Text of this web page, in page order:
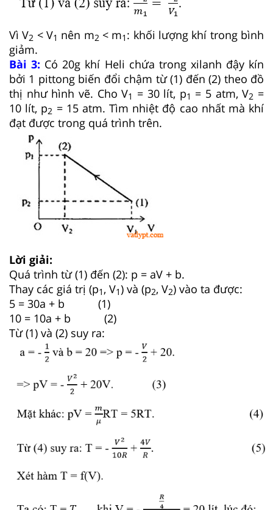
Vì V2 < V1 nên m2 < m1 : khối lượng khí trong bình
giảm.
Bài 3: Có 20g khí Heli chứa trong xilanh đậy kín
bởi 1 pittong biến đổi chậm từ (1) đến (2) theo đồ
thị như hình vẽ. Cho V1 = 30 lít, p1 = 5 atm, V2 =
10 lít, p2 = 15 atm. Tìm nhiệt độ cao nhất mà khí
đạt được trong quá trình trên.
Lời giải:
Quá trình từ (1) đến (2): p = aV + b.
Thay các giá trị (p1 , V1) và (p2, V2) vào ta được:
5 = 30a + b (1)
10 = 10a + b (2)
Từ (1) và (2) suy ra: